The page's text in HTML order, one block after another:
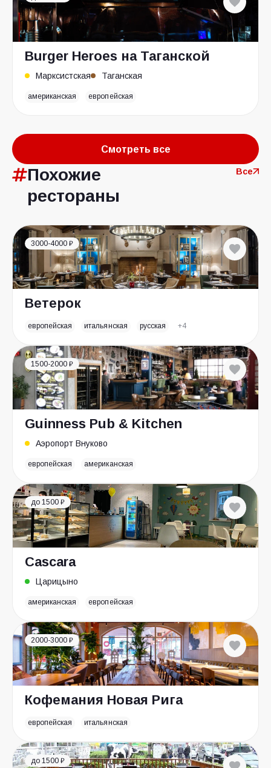
Burger Heroes на Таганской
Марксистская Таганская
американская европейская
Смотреть все
Похожие
рестораны
Все
3000-4000 ₽
Ветерок
европейская итальянская русская +4
1500-2000 ₽
Guinness Pub & Kitchen
Аэропорт Внуково
европейская американская
до 1500 ₽
Cascara
Царицыно
американская европейская
2000-3000 ₽
Кофемания Новая Рига
европейская итальянская
до 1500 ₽